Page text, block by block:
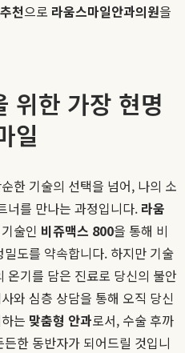
천으로 라움스마일안과의원을
위한 가장 현명
일
한 기술의 선택을 넘어, 나의 소
너를 만나는 과정입니다. 라움
술인 비쥬맥스 800을 통해 비
도를 약속합니다. 하지만 기술
온기를 담은 진료로 당신의 불안
와 심층 상담을 통해 오직 당신
는 맞춤형 안과로서, 수술 후까
한 동반자가 되어드릴 것입니